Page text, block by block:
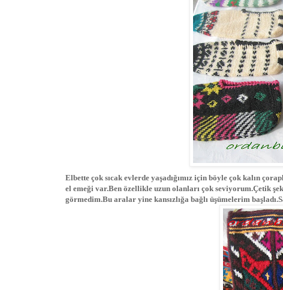
Elbette çok sıcak evlerde yaşadığımız için böyle çok kalın
el emeği var.Ben özellikle uzun olanları çok seviyorum.Çetik
görmedim.Bu aralar yine kansızlığa bağlı üşümelerim